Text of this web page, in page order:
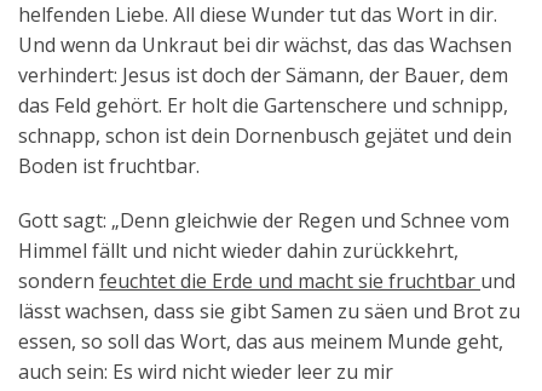
helfenden Liebe. All diese Wunder tut das Wort in dir.
Und wenn da Unkraut bei dir wächst, das das Wachsen
verhindert: Jesus ist doch der Sämann, der Bauer, dem
das Feld gehört. Er holt die Gartenschere und schnipp,
schnapp, schon ist dein Dornenbusch gejätet und dein
Boden ist fruchtbar.
Gott sagt: „Denn gleichwie der Regen und Schnee vom
Himmel fällt und nicht wieder dahin zurückkehrt,
sondern feuchtet die Erde und macht sie fruchtbar und
lässt wachsen, dass sie gibt Samen zu säen und Brot zu
essen, so soll das Wort, das aus meinem Munde geht,
auch sein: Es wird nicht wieder leer zu mir